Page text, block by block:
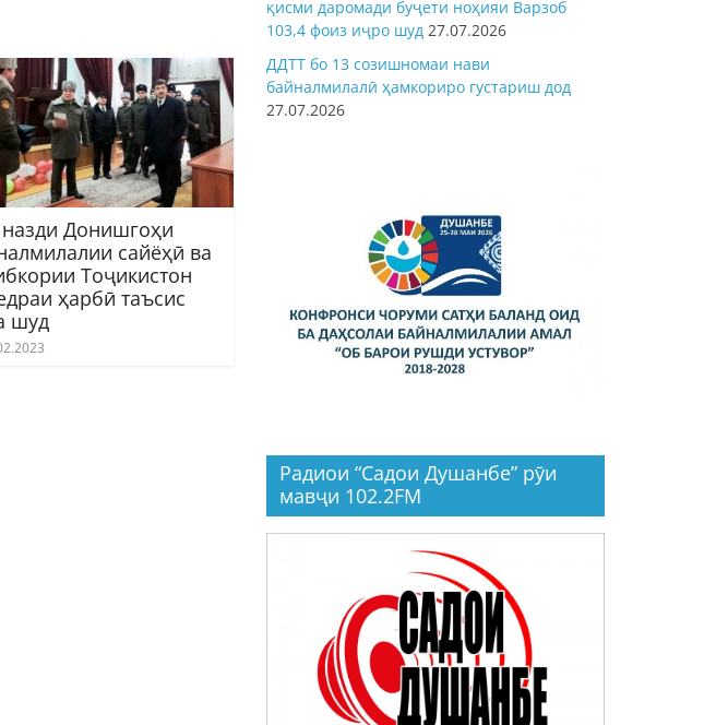
Донишгоҳи
сайёҳӣ ва
Тоҷикистон
ҳарбӣ таъсис
шуд
қисми даромади буҷети ноҳияи Варзоб
103,4 фоиз иҷро шуд 27.07.2026
ДДТТ бо 13 созишномаи нави
байналмилалӣ ҳамкориро густариш дод
27.07.2026
Радиои “Садои Душанбе” рӯи
мавҷи 102.2FM